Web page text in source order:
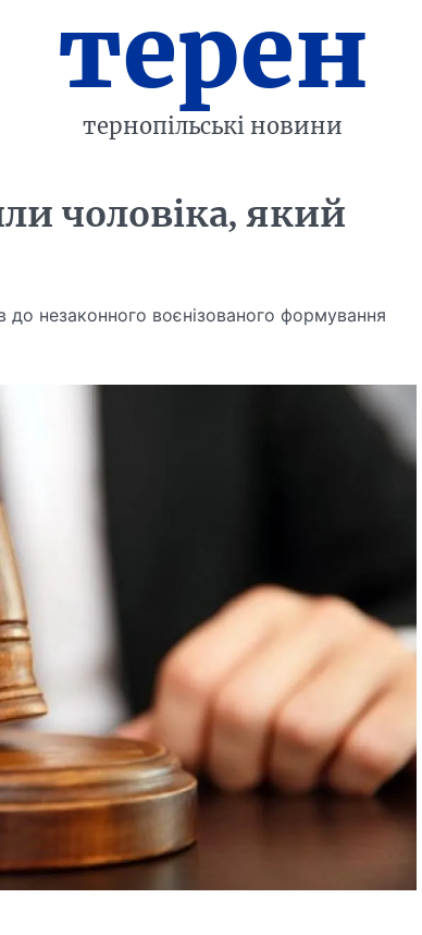
терен
тернопільські новини
чоловіка, який
незаконного воєнізованого формування